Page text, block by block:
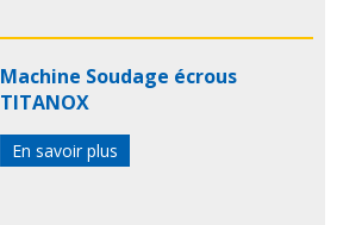
Machine Soudage écrous
TITANOX
En savoir plus